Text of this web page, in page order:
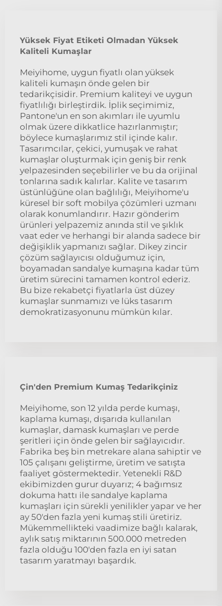
Yüksek Fiyat Etiketi Olmadan Yüksek
Kaliteli Kumaşlar
Meiyihome, uygun fiyatlı olan yüksek
kaliteli kumaşın önde gelen bir
tedarikçisidir. Premium kaliteyi ve uygun
fiyatlılığı birleştirdik. İplik seçimimiz,
Pantone'un en son akımları ile uyumlu
olmak üzere dikkatlice hazırlanmıştır;
böylece kumaşlarımız stil içinde kalır.
Tasarımcılar, çekici, yumuşak ve rahat
kumaşlar oluşturmak için geniş bir renk
yelpazesinden seçebilirler ve bu da orijinal
tonlarına sadık kalırlar. Kalite ve tasarım
üstünlüğüne olan bağlılığı, Meiyihome'u
küresel bir soft mobilya çözümleri uzmanı
olarak konumlandırır. Hazır gönderim
ürünleri yelpazemiz anında stil ve şıklık
vaat eder ve herhangi bir alanda sadece bir
değişiklik yapmanızı sağlar. Dikey zincir
çözüm sağlayıcısı olduğumuz için,
boyamadan sandalye kumaşına kadar tüm
üretim sürecini tamamen kontrol ederiz.
Bu bize rekabetçi fiyatlarla üst düzey
kumaşlar sunmamızı ve lüks tasarım
demokratizasyonunu mümkün kılar.
Çin'den Premium Kumaş Tedarikçiniz
Meiyihome, son 12 yılda perde kumaşı,
kaplama kumaşı, dışarıda kullanılan
kumaşlar, damask kumaşları ve perde
şeritleri için önde gelen bir sağlayıcıdır.
Fabrika beş bin metrekare alana sahiptir ve
105 çalışanı geliştirme, üretim ve satışta
faaliyet göstermektedir. Yetenekli R&D
ekibimizden gurur duyarız; 4 bağımsız
dokuma hattı ile sandalye kaplama
kumaşları için sürekli yenilikler yapar ve her
ay 50'den fazla yeni kumaş stili üretiriz.
Mükemmellikteki vaadimize bağlı kalarak,
aylık satış miktarının 500.000 metreden
fazla olduğu 100'den fazla en iyi satan
tasarım yaratmayı başardık.